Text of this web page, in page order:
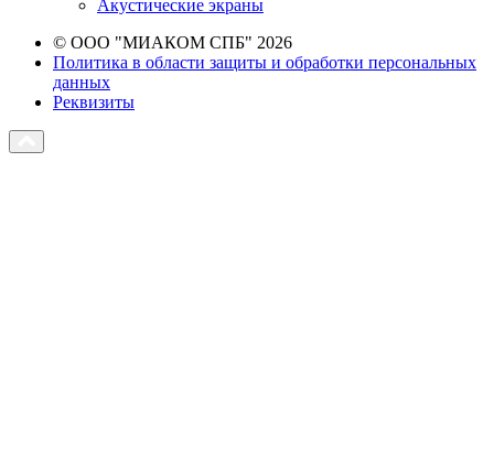
Акустические экраны
© ООО "МИАКОМ СПБ" 2026
Политика в области защиты и обработки персональных
данных
Реквизиты